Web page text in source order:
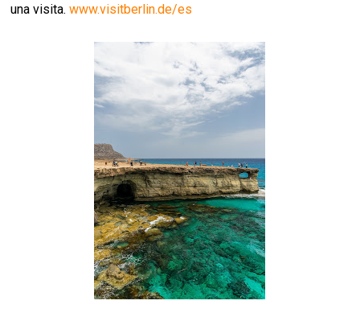
una visita.www.visitberlin.de/es